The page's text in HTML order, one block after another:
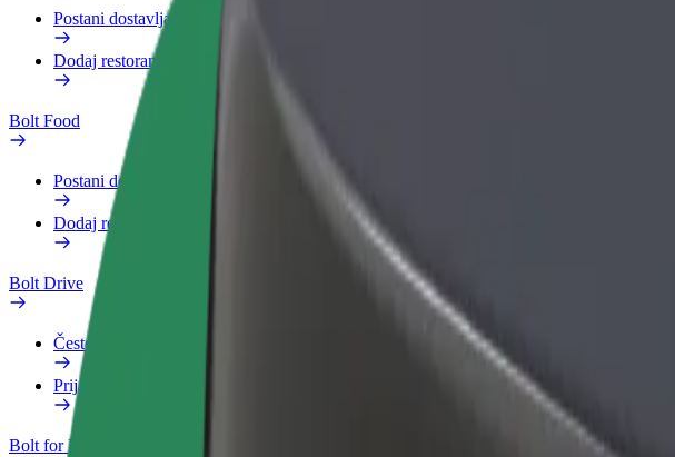
Postani dostavljač
Dodaj restoran ili trgovinu
Bolt Food
Postani dostavljač
Dodaj restoran ili trgovinu
Bolt Drive
Često postavljana pitanja
Prijavi vozilo
Bolt for Business